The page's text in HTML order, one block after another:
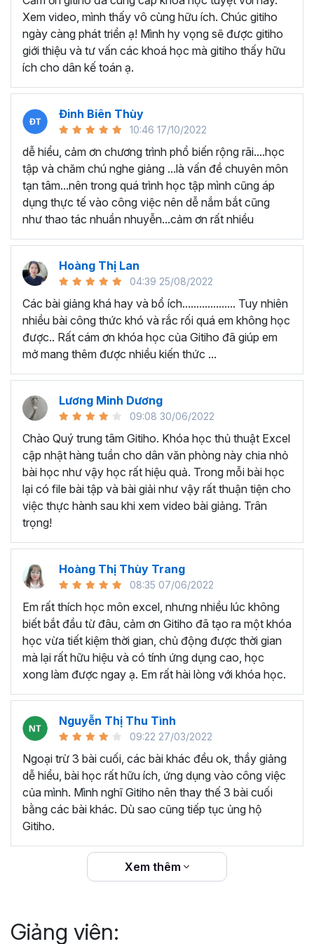
Học nhanh nhưng nhớ lâu bởi luôn có các bài tập
thực hành kèm với lý thuyết.
Các video bài giảng được xây dựng dựa trên các
chủ đề cụ thể, đồng thời chú trọng tối đa đến tính
ứng dụng cao. Đặc biệt, bộ videocác thủ thuật
khác, phù hợp với tất cả mọi đối tượng muốn tỏa
sáng nơi công sở với thủ thuật Excel nâng cao thông
minh và tạo kết quả bất ngờ trong công việc.
Bạn sẽ tự tin xử lý được mọi việc trên các công cụ
Excel một cách chuyên nghiệp giúp đẩy nhân được
tiến độ công việc, nâng cao hiệu suất làm việc lên
tới 5 lần.
Đặc biệt khiđăng ký khóa học EXG02học viên sẽ có cơ
hội nhận ưu đãi sở hữu trọn đời chỉ với
tác đăng ký khá đơn giản, bạn chỉ cần nhấn vào ĐĂNG
KÝ HỌC NGAY khóa học EXG08 trên gitiho.com là xong.
Nếu có bất cứ thắc mắc nào liên quan đến tớikhóa học
EXG02 - Thủ thuật Excel cập nhật hàng tuầnbạn hãy
để kết nối cho Gitiho qua hotline 0774 116 285 để được
tư vấn chi tiết nhé.
Nội dung bài giảng trong khóa
học thủ thuật trên Excel của
Gitiho?
Khóa học Thủ thuật Excel cập nhật các mẹo Excel văn
phòng hàng tuần, bạn có thể được update những nội
dung mới nhất về tin học văn phòng như sau:
Định dạng nhanh bằng công cụFormat Paintervà
toán, các thủ thuật excel tính tổng, đặt tên nhanh
cho bảng tính, hiển thị công thức trong ô, tạo ghi
chú và cố định dòng - cột.
Kỹ thuật định dạng và xử lý dữ liệu bao gồm tự động
thêm ký hiệu tiền tệ, viết biểu thức hóa học - toán
học và loại bỏ dữ liệu trùng lặp.
Tổng hợp thủ thuật với hàm, công thức bao gồm
cách tắt/mở gợi ý khi viết hàm, đặt tên và sử dụng
gian.
Tổng hợp hàm, công thức tính toán theo thời gian
như hàm tính toán theo tháng, tuổi, ngày hết hạn
hợp đồng,...
Hướng dẫn dùng các hàm và công thức nâng cao
nhưSUM, SUMIFS, VLOOKUP, INDEX, và các thủ
thuật hay trong Excel khác với hàm và công thức.
Những thiết lập chế độ làm việc trên Excel như thiết
lập theme, background, in ấn, và các thanh, tiêu đề,
đường kẻ lưới trong Excel.
và gán nội dung văn bản vào hình khối.
Xem video, mình thấy vô cùng hữu ích. Chúc gitiho
ngày càng phát triển ạ! Mình hy vọng sẽ được gitiho
giới thiệu và tư vấn các khoá học mà gitiho thấy hữu
ích cho dân kế toán ạ.
Đinh Biên Thùy
10:46 17/10/2022
dễ hiểu, cảm ơn chương trình phổ biến rộng rãi....học
tập và chăm chú nghe giảng ...là vấn đề chuyên môn
tạn tâm...nên trong quá trình học tập mình cũng áp
dụng thực tế vào công việc nên dễ nắm bắt cũng
như thao tác nhuần nhuyễn...cảm ơn rất nhiều
Hoàng Thị Lan
04:39 25/08/2022
Các bài giảng khá hay và bổ ích................... Tuy nhiên
nhiều bài công thức khó và rắc rối quá em không học
được.. Rất cám ơn khóa học của Gitiho đã giúp em
mở mang thêm được nhiều kiến thức ...
Lương Minh Dương
09:08 30/06/2022
Chào Quý trung tâm Gitiho. Khóa học thủ thuật Excel
cập nhật hàng tuần cho dân văn phòng này chia nhỏ
bài học như vậy học rất hiệu quả. Trong mỗi bài học
lại có file bài tập và bài giải như vậy rất thuận tiện cho
việc thực hành sau khi xem video bài giảng. Trân
trọng!
Hoàng Thị Thùy Trang
08:35 07/06/2022
Em rất thích học môn excel, nhưng nhiều lúc không
biết bắt đầu từ đâu, cảm ơn Gitiho đã tạo ra một khóa
học vừa tiết kiệm thời gian, chủ động được thời gian
mà lại rất hữu hiệu và có tính ứng dụng cao, học
xong làm được ngay ạ. Em rất hài lòng với khóa học.
Nguyễn Thị Thu Tình
09:22 27/03/2022
Ngoại trừ 3 bài cuối, các bài khác đều ok, thầy giảng
dễ hiểu, bài học rất hữu ích, ứng dụng vào công việc
của mình. Mình nghĩ Gitiho nên thay thế 3 bài cuối
bằng các bài khác. Dù sao cũng tiếp tục ủng hộ
Gitiho.
Xem thêm
Giảng viên: